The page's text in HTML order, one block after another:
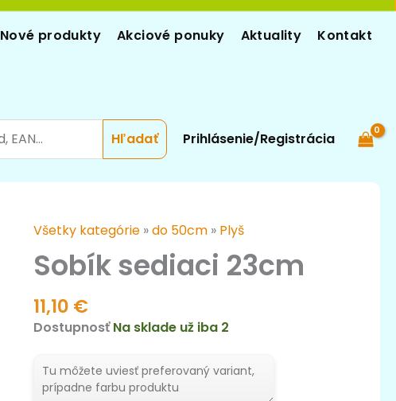
Nové produkty Akciové ponuky Aktuality Kontakt
Prihlásenie/Registrácia
Všetky kategórie »do 50cm » Plyš
Sobík sediaci 23cm
11,10 €
Dostupnosť Na sklade už iba 2
množstvo
sediaci